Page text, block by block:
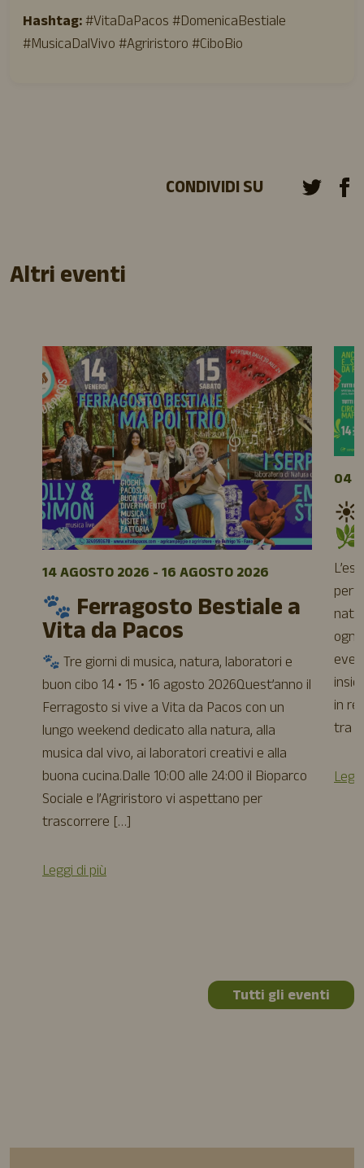
Hashtag:#VitaDaPacos #DomenicaBestiale
#MusicaDalVivo #Agriristoro #CiboBio
CONDIVIDI SU
Altri eventi
14 AGOSTO 2026 - 16 AGOSTO 2026
🐾 Ferragosto Bestiale a
Vita da Pacos
🐾 Tre giorni di musica, natura, laboratori e
buon cibo 14 • 15 • 16 agosto 2026Quest’anno il
Ferragosto si vive a Vita da Pacos con un
lungo weekend dedicato alla natura, alla
musica dal vivo, ai laboratori creativi e alla
buona cucina.Dalle 10:00 alle 24:00 il Bioparco
Sociale e l’Agriristoro vi aspettano per
trascorrere […]
Leggi di più
04
☀️
🌿
in
tra
Tutti gli eventi